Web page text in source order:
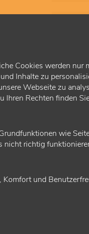
Cookies werden nur
Inhalte zu
Webseite zu
Rechten finden
wie
nicht richtig
Komfort und